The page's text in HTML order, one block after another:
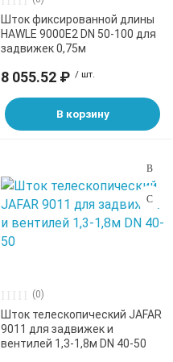
Шток фиксированной длины
HAWLE 9000Е2 DN 50-100 для
задвижек 0,75м
8 055.52 ₽ / шт.
В корзину
(0)
Шток телескопический JAFAR
9011 для задвижек и
вентилей 1,3-1,8м DN 40-50